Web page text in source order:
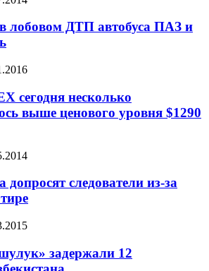
лобовом ДТП автобуса ПАЗ и
сегодня несколько
выше ценового уровня $1290
следователи из-за
задержали 12